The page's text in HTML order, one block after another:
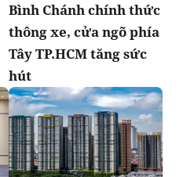
Bình Chánh chính thức
thông xe, cửa ngõ phía
Tây TP.HCM tăng sức
hút